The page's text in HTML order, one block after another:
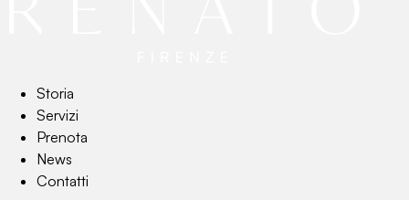
Storia
Servizi
Prenota
News
Contatti